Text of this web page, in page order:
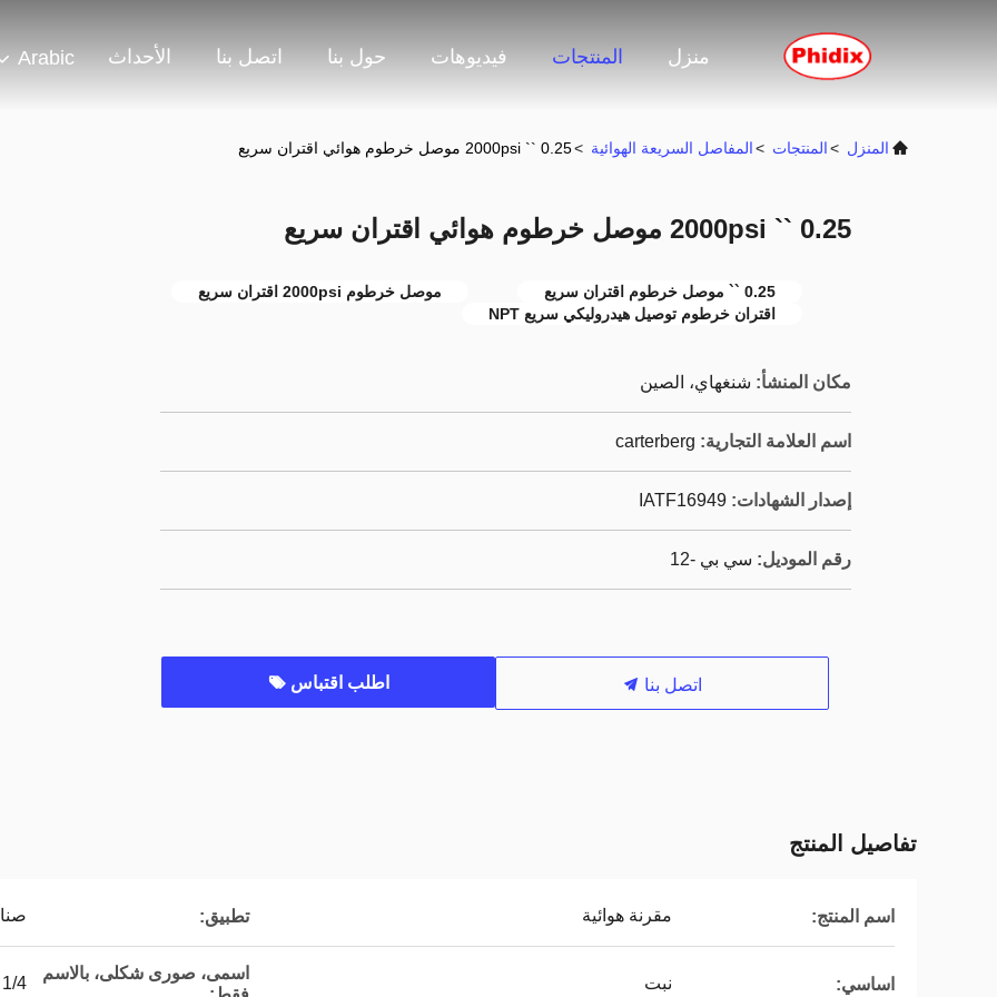
منزل المنتجات فيديوهات حول بنا اتصل بنا الأحداث Arabic
المنزل >المنتجات >المفاصل السريعة الهوائية >0.25 `` 2000psi موصل خرطوم هوائي اقتران سريع
0.25 `` 2000psi موصل خرطوم هوائي اقتران سريع
0.25 `` موصل خرطوم اقتران سريع
موصل خرطوم 2000psi اقتران سريع
اقتران خرطوم توصيل هيدروليكي سريع NPT
مكان المنشأ: شنغهاي، الصين
اسم العلامة التجارية: carterberg
إصدار الشهادات: IATF16949
رقم الموديل: سي بي -12
اتصل بنا اطلب اقتباس
تفاصيل المنتج
اسم المنتج: مقرنة هوائية تطبيق:
اساسي: نبت
اسمى، صورى شكلى، بالاسم
1/4